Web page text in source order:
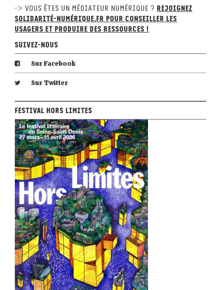
-> Vous êtes un médiateur numérique ? Rejoignez
Solidarité-numérique.fr pour conseiller les
usagers et produire des ressources !
Suivez-nous
Sur Facebook
Sur Twitter
Festival Hors Limites